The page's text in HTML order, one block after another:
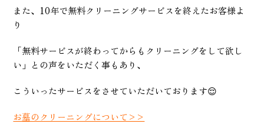
また、10年で無料クリーニングサービスを終えたお客様よ
り
「無料サービスが終わってからもクリーニングをして欲し
い」との声をいただく事もあり、
こういったサービスをさせていただいております😌
お墓のクリーニングについて>>